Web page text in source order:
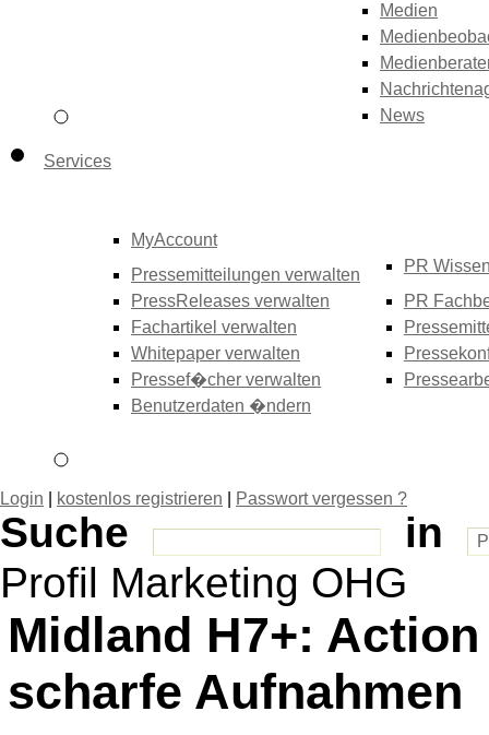
Medien
News
Services
MyAccount
Pressemitteilungen verwalten
PressReleases verwalten
Fachartikel verwalten
Whitepaper verwalten
Pressef�cher verwalten
Benutzerdaten �ndern
PR
PR
Login kostenlos registrieren Passwort vergessen ?
Suche
in
Profil Marketing OHG
Midland H7+:
scharfe Aufnahmen